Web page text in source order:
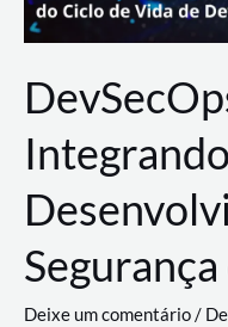
Integrando
Deixe um comentário/